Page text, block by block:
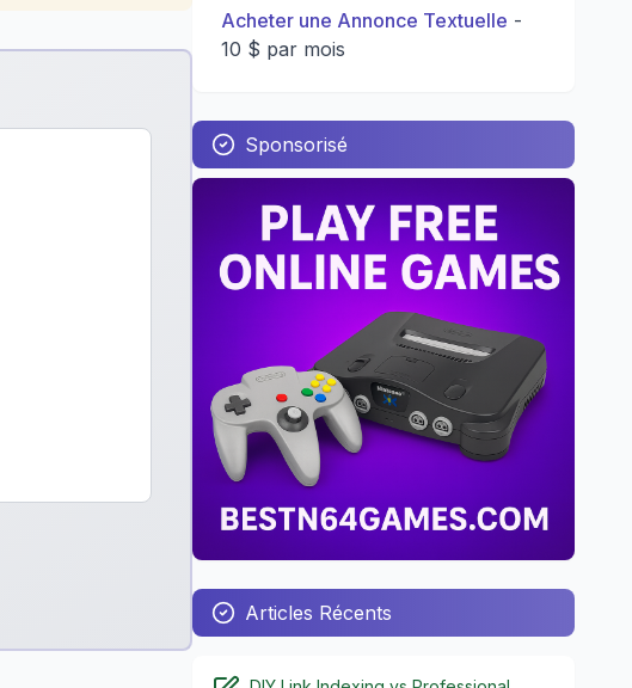
Acheter une Annonce Textuelle -
10 $ par mois
Sponsorisé
Articles Récents